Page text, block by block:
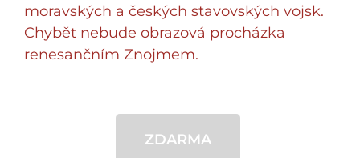
moravských a českých stavovských vojsk.
Chybět nebude obrazová procházka
renesančním Znojmem.
ZDARMA